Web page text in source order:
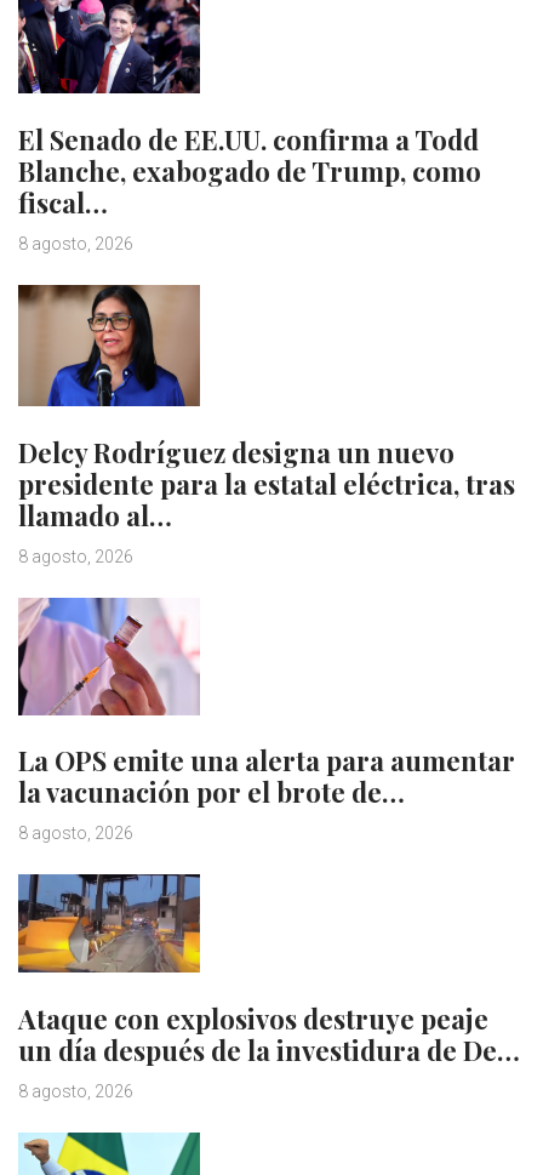
El Senado de EE.UU. confirma a Todd
Blanche, exabogado de Trump, como
fiscal…
8 agosto, 2026
Delcy Rodríguez designa un nuevo
presidente para la estatal eléctrica, tras
llamado al…
8 agosto, 2026
La OPS emite una alerta para aumentar
la vacunación por el brote de…
8 agosto, 2026
Ataque con explosivos destruye peaje
un día después de la investidura de De…
8 agosto, 2026